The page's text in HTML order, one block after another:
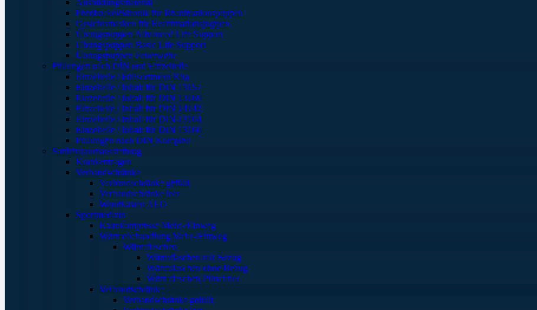
Ausbildungsmaterial
Feedbackelektronik für Reanimationspuppen
Gesichtsmasken für Reanimationspuppen
Übungspuppen Advanced Life Support
Übungspuppen Basic Life Support
Übungspuppen Feuerwehr
Füllungen nach DIN und Einzelteile
Einzelteile / Füllsortiment Kita
Einzelteile / Inhalt für DIN 13157
Einzelteile / Inhalt für DIN 13169
Einzelteile / Inhalt für DIN 14142
Einzelteile / Inhalt für DIN 13164
Einzelteile / Inhalt für DIN 13160
Füllungen nach DIN Komplett
Sanitätsraumausstattung
Krankentragen
Verbandschränke
Verbandschränke gefüllt
Verbandschränke leer
Wandkästen AED
Sportmedizin
Kältekompresse Mehr-/Einweg
Wärmebehandlung Mehr-/Einweg
Wärmflaschen
Wärmflaschen mit Bezug
Wärmflaschen ohne Bezug
Wärmflaschen Plüschtier
Verbandschränke
Verbandschränke gefüllt